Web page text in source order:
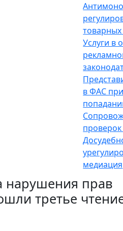
Услуги в
в ФАС
медиация
прав
третье